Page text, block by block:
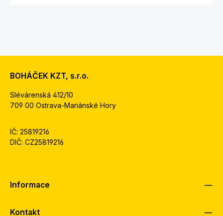
BOHÁČEK KZT, s.r.o.
Slévárenská 412/10
709 00 Ostrava-Mariánské Hory
IČ: 25819216
DIČ: CZ25819216
Informace
Kontakt